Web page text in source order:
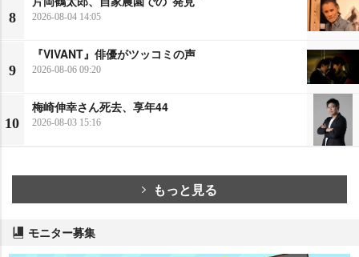
8 2026-08-04 14:05
9
『VIVANT』俳優がツッコミの声
2026-08-06 09:20
10
梅崎伸幸さん死去、享年44
2026-08-03 15:16
もっと見る
モニター募集